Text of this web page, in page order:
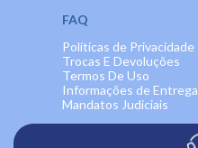
FAQ
Políticas de Privacidade
Trocas E Devoluções
Termos De Uso
Informações de Entrega
Mandatos Judiciais